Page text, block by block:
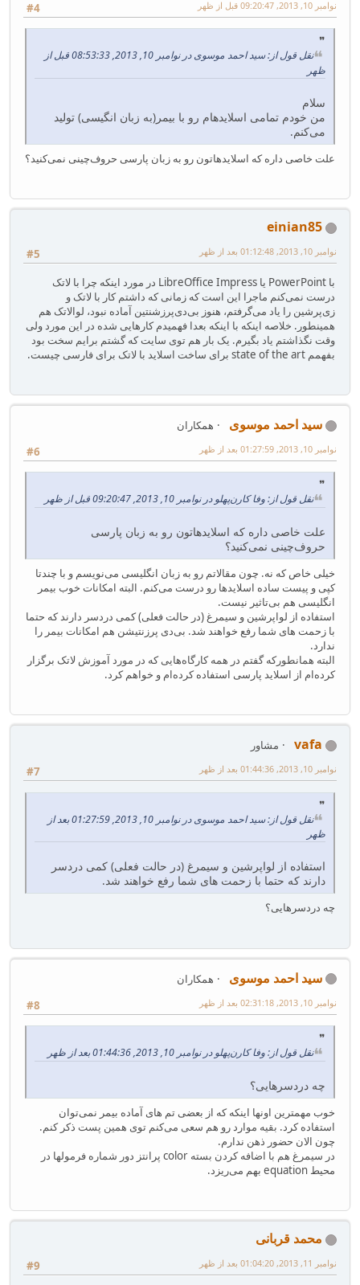
#4 نوامبر 10, 2013, 09:20:47 قبل از ظهر
نقل قول از: سید احمد موسوی در نوامبر 10, 2013, 08:53:33 قبل از
ظهر
سلام
من خودم تمامی اسلایدهام رو با بیمر(به زبان انگیسی) تولید
می‌کنم.
علت خاصی داره که اسلایدهاتون رو به زبان پارسی حروف‌چینی نمی‌کنید؟
einian85
#5 نوامبر 10, 2013, 01:12:48 بعد از ظهر
با PowerPoint یا LibreOffice Impress در مورد اینکه چرا با لاتک
درست نمی‌کنم ماجرا این است که زمانی که داشتم کار با لاتک و
زی‌پرشین را یاد می‌گرفتم، هنوز بی‌دی‌پرزشنتین آماده نبود، لوالاتک هم
همینطور. خلاصه اینکه با اینکه بعدا فهمیدم کارهایی شده در این مورد ولی
وقت نگذاشتم یاد بگیرم. یک بار هم توی سایت که گشتم برایم سخت بود
بفهمم state of the art برای ساخت اسلاید با لاتک برای فارسی چیست.
سید احمد موسوی
همکاران
#6
نوامبر 10, 2013, 01:27:59 بعد از ظهر
نقل قول از: وفا کارن‌پهلو در نوامبر 10, 2013, 09:20:47 قبل از ظهر
علت خاصی داره که اسلایدهاتون رو به زبان پارسی
حروف‌چینی نمی‌کنید؟
خیلی خاص که نه. چون مقالاتم رو به زبان انگلیسی می‌نویسم و با چندتا
کپی و پیست ساده اسلایدها رو درست می‌کنم. البته امکانات خوب بیمر
انگلیسی هم بی‌تاثیر نیست.
استفاده از لواپرشین و سیمرغ (در حالت فعلی) کمی دردسر دارند که حتما
با زحمت های شما رفع خواهند شد. بی‌دی پرزنتیشن هم امکانات بیمر را
ندارد.
البته همانطورکه گفتم در همه کارگاه‌هایی که در مورد آموزش لاتک برگزار
کرده‌ام از اسلاید پارسی استفاده کرده‌ام و خواهم کرد.
vafa
مشاور
#7
نوامبر 10, 2013, 01:44:36 بعد از ظهر
نقل قول از: سید احمد موسوی در نوامبر 10, 2013, 01:27:59 بعد از
ظهر
استفاده از لواپرشین و سیمرغ (در حالت فعلی) کمی دردسر
دارند که حتما با زحمت های شما رفع خواهند شد.
چه دردسرهایی؟
سید احمد موسوی
همکاران
#8
نوامبر 10, 2013, 02:31:18 بعد از ظهر
نقل قول از: وفا کارن‌پهلو در نوامبر 10, 2013, 01:44:36 بعد از ظهر
چه دردسرهایی؟
خوب مهمترین اونها اینکه که از بعضی تم های آماده بیمر نمی‌توان
استفاده کرد. بقیه موارد رو هم سعی می‌کنم توی همین پست ذکر کنم.
چون الان حضور ذهن ندارم.
در سیمرغ هم با اضافه کردن بسته color پرانتز دور شماره فرمولها در
محیط equation بهم می‌ریزد.
محمد قربانی
#9 نوامبر 11, 2013, 01:04:20 بعد از ظهر